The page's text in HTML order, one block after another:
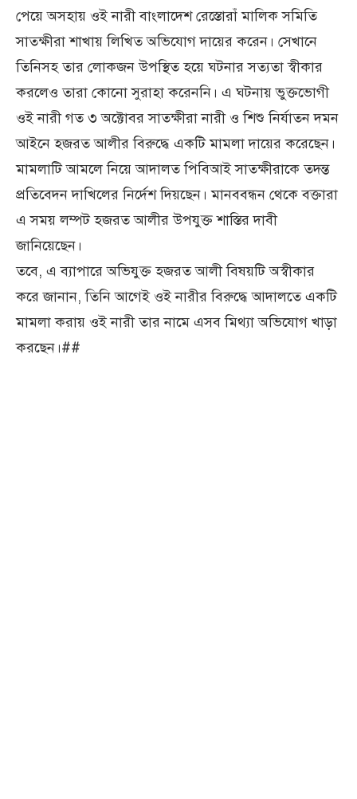
পেয়ে অসহায় ওই নারী বাংলাদেশ রেস্তোরাঁ মালিক সমিতি
সাতক্ষীরা শাখায় লিখিত অভিযোগ দায়ের করেন। সেখানে
তিনিসহ তার লোকজন উপস্থিত হয়ে ঘটনার সত্যতা স্বীকার
করলেও তারা কোনো সুরাহা করেননি। এ ঘটনায় ভুক্তভোগী
ওই নারী গত ৩ অক্টোবর সাতক্ষীরা নারী ও শিশু নির্যাতন দমন
আইনে হজরত আলীর বিরুদ্ধে একটি মামলা দায়ের করেছেন।
মামলাটি আমলে নিয়ে আদালত পিবিআই সাতক্ষীরাকে তদন্ত
প্রতিবেদন দাখিলের নির্দেশ দিয়ছেন। মানববন্ধন থেকে বক্তারা
এ সময় লম্পট হজরত আলীর উপযুক্ত শাস্তির দাবী
জানিয়েছেন।
তবে, এ ব্যাপারে অভিযুক্ত হজরত আলী বিষয়টি অস্বীকার
করে জানান, তিনি আগেই ওই নারীর বিরুদ্ধে আদালতে একটি
মামলা করায় ওই নারী তার নামে এসব মিথ্যা অভিযোগ খাড়া
করছেন।##